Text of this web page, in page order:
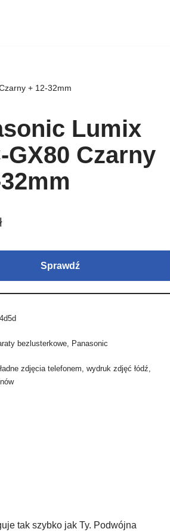
+ 12-32mm
Lumix
GX80 Czarny
Sprawdź
bezlusterkowe, Panasonic
zdjęcia telefonem,wydruk zdjęć łódź,
tak szybko jak Ty. Podwójna